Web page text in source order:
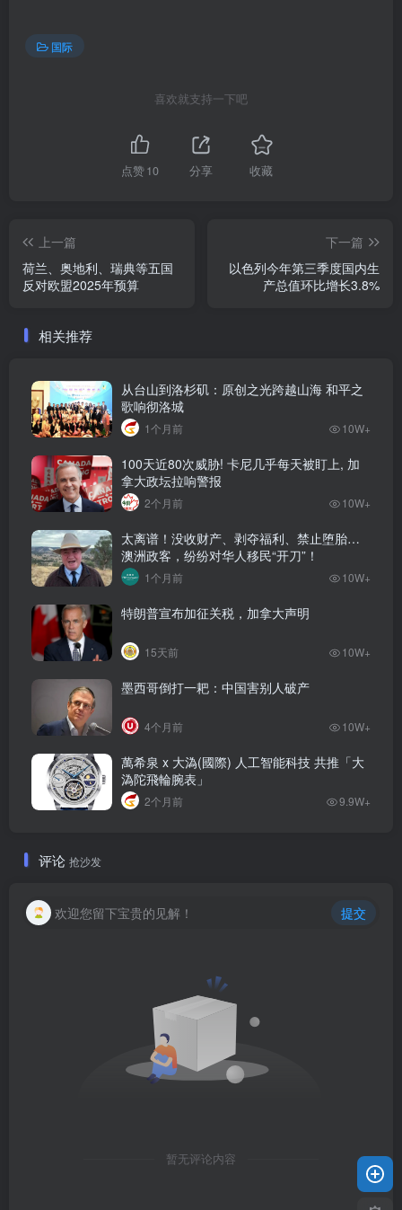
国际
喜欢就支持一下吧
点赞10 分享 收藏
上一篇
荷兰、奥地利、瑞典等五国
反对欧盟2025年预算
下一篇
以色列今年第三季度国内生
产总值环比增长3.8%
相关推荐
从台山到洛杉矶：原创之光跨越山海 和平之
歌响彻洛城
1个月前 10W+
100天近80次威胁! 卡尼几乎每天被盯上, 加
拿大政坛拉响警报
2个月前 10W+
太离谱！没收财产、剥夺福利、禁止堕胎…
澳洲政客，纷纷对华人移民“开刀”！
1个月前 10W+
特朗普宣布加征关税，加拿大声明
15天前 10W+
墨西哥倒打一耙：中国害别人破产
4个月前 10W+
萬希泉 x 大溈(國際) 人工智能科技 共推「大
溈陀飛輪腕表」
2个月前 9.9W+
评论 抢沙发
欢迎您留下宝贵的见解！ 提交
暂无评论内容